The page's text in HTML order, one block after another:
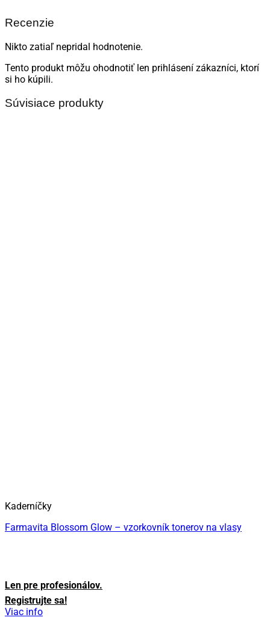
Recenzie
Nikto zatiaľ nepridal hodnotenie.
Tento produkt môžu ohodnotiť len prihlásení zákazníci, ktorí
si ho kúpili.
Súvisiace produkty
Kaderníčky
Farmavita Blossom Glow – vzorkovník tonerov na vlasy
Len pre profesionálov.
Registrujte sa!
Viac info